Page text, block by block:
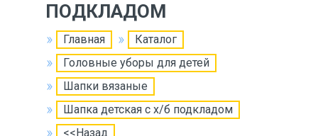
ПОДКЛАДОМ
Главная
Каталог
Головные уборы для детей
Шапки вязаные
Шапка детская с х/б подкладом
<<Назад